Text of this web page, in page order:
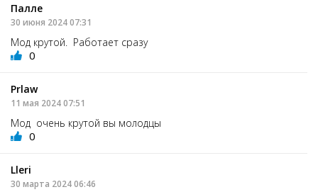
Палле
30 июня 2024 07:31
Мод крутой. Работает сразу
0
Prlaw
11 мая 2024 07:51
Мод очень крутой вы молодцы
0
Lleri
30 марта 2024 06:46